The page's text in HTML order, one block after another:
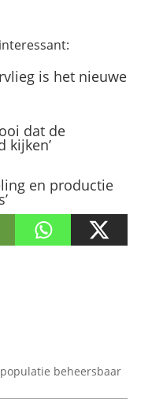
is het nieuwe
dat de
kijken’
en productie
beheersbaar